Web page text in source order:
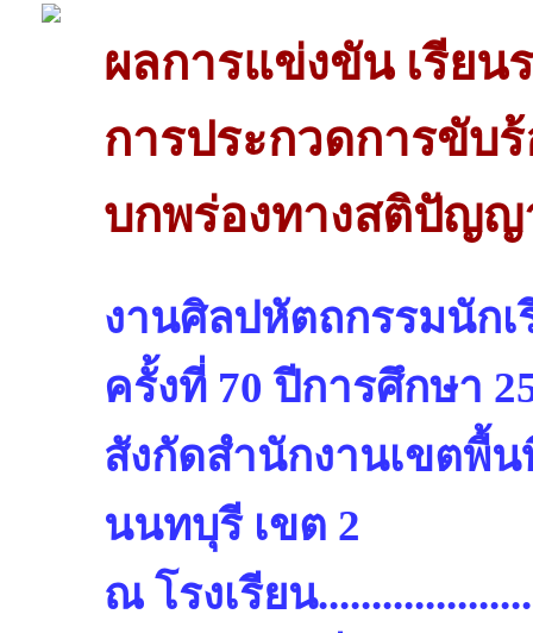
ผลการแข่งขัน เรียน
การประกวดการขับ
บกพร่องทางสติปัญญ
งานศิลปหัตถกรรมนัก
ครั้งที่ 70 ปีการศึกษา
สังกัดสำนักงานเขตพื้
นนทบุรี เขต 2
ณ โรงเรียน